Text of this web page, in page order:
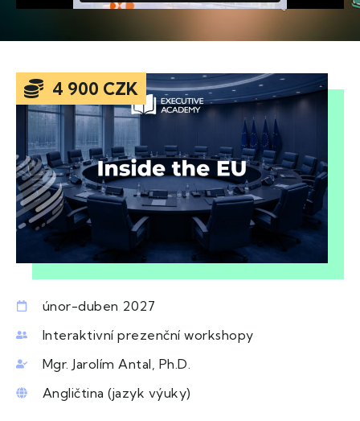
4 900 CZK
únor-duben 2027
Interaktivní prezenční workshopy
Mgr. Jarolím Antal, Ph.D.
Angličtina (jazyk výuky)